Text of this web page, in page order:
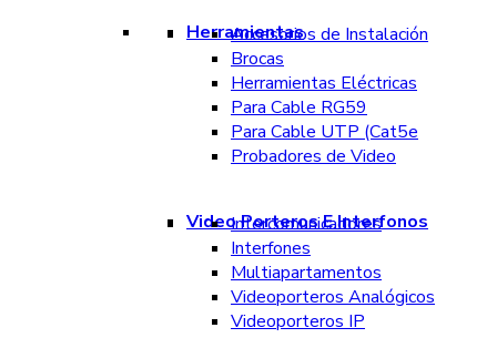
Herramientas
Accesorios de Instalación
Brocas
Herramientas Eléctricas
Para Cable RG59
Para Cable UTP (Cat5e
Probadores de Video
Video Porteros E Interfonos
Intercomunicadores
Interfones
Multiapartamentos
Videoporteros Analógicos
Videoporteros IP